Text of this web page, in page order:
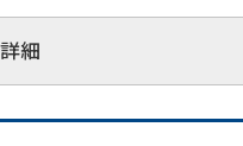
細
可能
レスポンスが早い
取可